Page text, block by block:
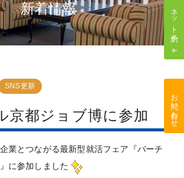
新着情報
SNS更新
京都ジョブ博に参加
業とつながる最新型就活フェア『バーチ
に参加しました
ネット予約
お問い合わせ